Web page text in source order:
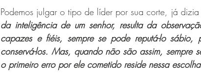
Podemos julgar o tipo de líder por sua corte, já
da inteligência de um senhor, resulta da
capazes e fiéis, sempre se pode reputá-lo sábio,
conservá-los. Mas, quando não são assim,
o primeiro erro por ele cometido reside nessa